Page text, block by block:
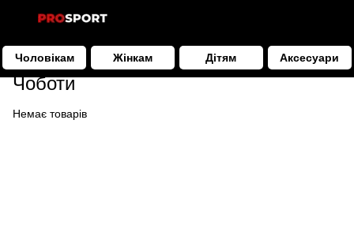
Чоловікам Жінкам Дітям Аксесуари
Чоловікам Взуття Чоботи
Чоботи
Немає товарів